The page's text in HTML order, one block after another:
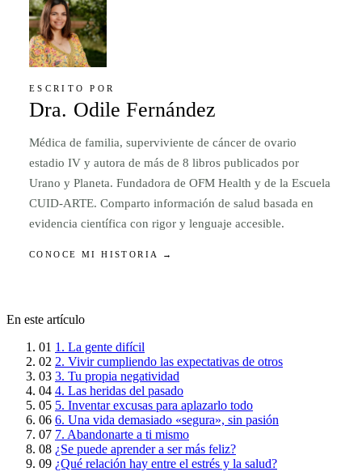
ESCRITO POR
Dra. Odile Fernández
Médica de familia, superviviente de cáncer de ovario
estadio IV y autora de más de 8 libros publicados por
Urano y Planeta. Fundadora de OFM Health y de la Escuela
CUID-ARTE. Comparto información de salud basada en
evidencia científica con rigor y lenguaje accesible.
CONOCE MI HISTORIA →
En este artículo
01 1. La gente difícil
02 2. Vivir cumpliendo las expectativas de otros
03 3. Tu propia negatividad
04 4. Las heridas del pasado
05 5. Inventar excusas para aplazarlo todo
06 6. Una vida demasiado «segura», sin pasión
07 7. Abandonarte a ti mismo
08 ¿Se puede aprender a ser más feliz?
09 ¿Qué relación hay entre el estrés y la salud?